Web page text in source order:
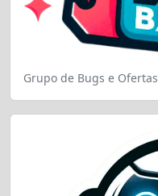
Grupo de Bugs e Ofertas